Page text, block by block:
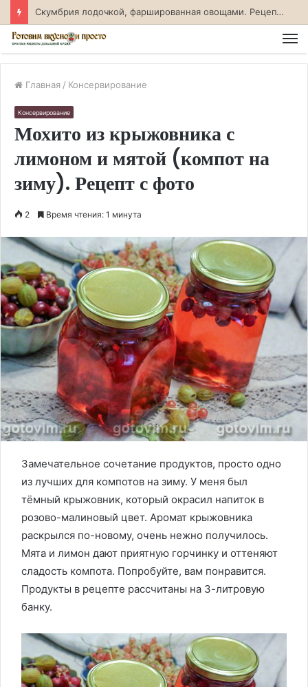
Скумбрия лодочкой, фаршированная овощами. Рецепт с фото
Главная / Консервирование
Консервирование
Мохито из крыжовника с
лимоном и мятой (компот на
зиму). Рецепт с фото
2 Время чтения: 1 минута
Замечательное сочетание продуктов, просто одно
из лучших для компотов на зиму. У меня был
тёмный крыжовник, который окрасил напиток в
розово-малиновый цвет. Аромат крыжовника
раскрылся по-новому, очень нежно получилось.
Мята и лимон дают приятную горчинку и оттеняют
сладость компота. Попробуйте, вам понравится.
Продукты в рецепте рассчитаны на 3-литровую
банку.